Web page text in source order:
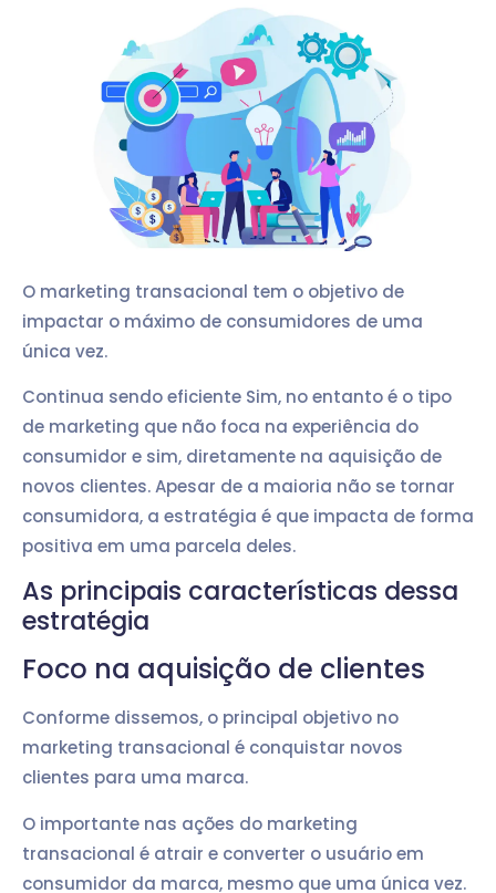
O marketing transacional tem o objetivo de
impactar o máximo de consumidores de uma
única vez.
Continua sendo eficiente Sim, no entanto é o tipo
de marketing que não foca na experiência do
consumidor e sim, diretamente na aquisição de
novos clientes. Apesar de a maioria não se tornar
consumidora, a estratégia é que impacta de forma
positiva em uma parcela deles.
As principais características dessa
estratégia
Foco na aquisição de clientes
Conforme dissemos, o principal objetivo no
marketing transacional é conquistar novos
clientes para uma marca.
O importante nas ações do marketing
transacional é atrair e converter o usuário em
consumidor da marca, mesmo que uma única vez.